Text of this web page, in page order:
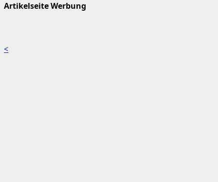
Artikelseite Werbung
<